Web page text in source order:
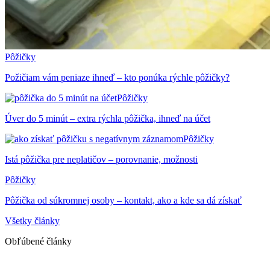
Pôžičky
Požičiam vám peniaze ihneď – kto ponúka rýchle pôžičky?
Pôžičky
Úver do 5 minút – extra rýchla pôžička, ihneď na účet
Pôžičky
Istá pôžička pre neplatičov – porovnanie, možnosti
Pôžičky
Pôžička od súkromnej osoby – kontakt, ako a kde sa dá získať
Všetky články
Obľúbené články